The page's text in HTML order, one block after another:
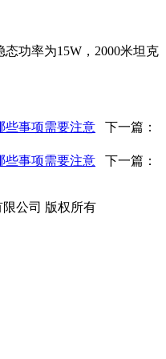
功率为15W，2000米坦克
些事项需要注意 下一篇：
些事项需要注意 下一篇：
限公司 版权所有